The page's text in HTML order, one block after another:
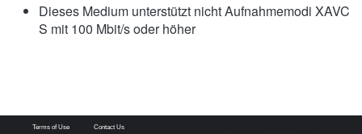
Dieses Medium unterstützt nicht Aufnahmemodi XAVC
S mit 100 Mbit/s oder höher
Terms of Use Contact Us